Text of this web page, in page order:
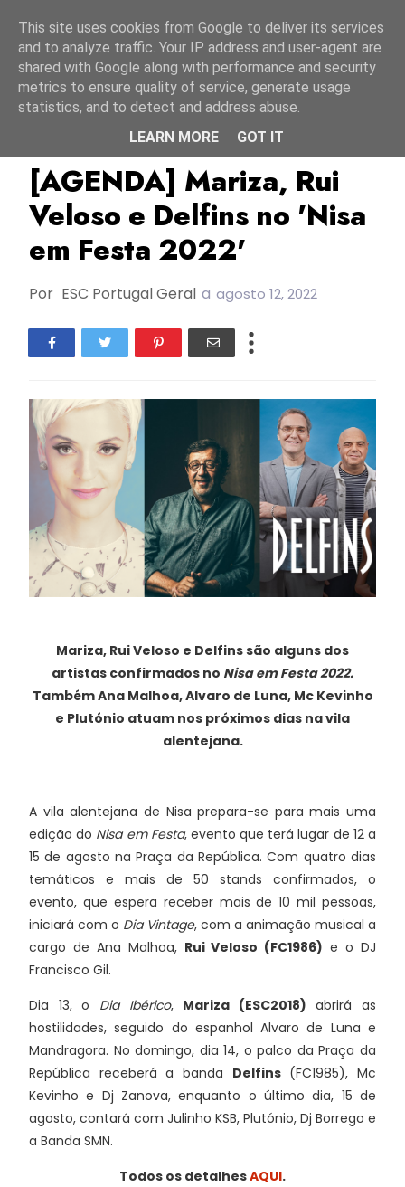
Ao Vivo Delfins
[AGENDA] Mariza, Rui
Veloso e Delfins no 'Nisa
em Festa 2022'
Por ESC Portugal Geral a agosto 12, 2022
Mariza, Rui Veloso e Delfins são alguns dos
artistas confirmados no Nisa em Festa 2022.
Também Ana Malhoa, Alvaro de Luna, Mc Kevinho
e Plutónio atuam nos próximos dias na vila
alentejana.
A vila alentejana de Nisa prepara-se para mais uma
edição do Nisa em Festa, evento que terá lugar de 12 a
15 de agosto na Praça da República. Com quatro dias
temáticos e mais de 50 stands confirmados, o
evento, que espera receber mais de 10 mil pessoas,
iniciará com o Dia Vintage, com a animação musical a
cargo de Ana Malhoa, Rui Veloso (FC1986) e o DJ
Francisco Gil.
Dia 13, o Dia Ibérico, Mariza (ESC2018) abrirá as
hostilidades, seguido do espanhol Alvaro de Luna e
Mandragora. No domingo, dia 14, o palco da Praça da
República receberá a banda Delfins(FC1985), Mc
Kevinho e Dj Zanova, enquanto o último dia, 15 de
agosto, contará com Julinho KSB, Plutónio, Dj Borrego e
a Banda SMN.
Todos os detalhesAQUI.
This site uses cookies from Google to deliver its services
and to analyze traffic. Your IP address and user-agent are
shared with Google along with performance and security
metrics to ensure quality of service, generate usage
statistics, and to detect and address abuse.
LEARN MORE
GOT IT